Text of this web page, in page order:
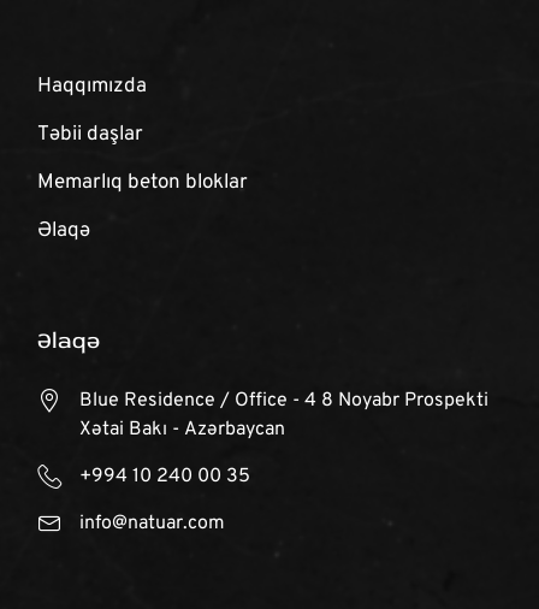
Haqqımızda
Təbii daşlar
Memarlıq beton bloklar
Əlaqə
Əlaqə
Blue Residence / Office - 4 8 Noyabr Prospekti
Xətai Bakı - Azərbaycan
+994 10 240 00 35
info@natuar.com